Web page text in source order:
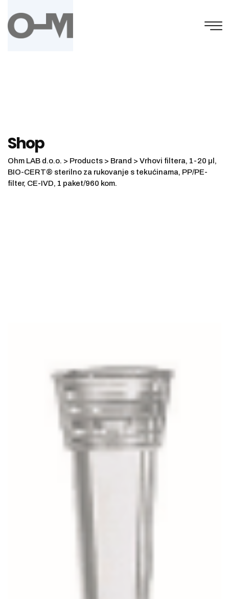
content
Shop
Ohm LAB d.o.o. > Products > Brand > Vrhovi filtera, 1-20 µl,
BIO-CERT® sterilno za rukovanje s tekućinama, PP/PE-
filter, CE-IVD, 1 paket/960 kom.